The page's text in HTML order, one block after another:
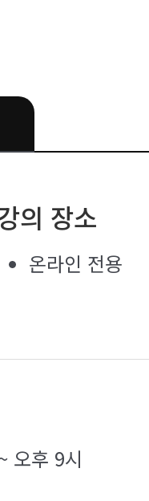
의 장소
온라인 전용
오후 9시